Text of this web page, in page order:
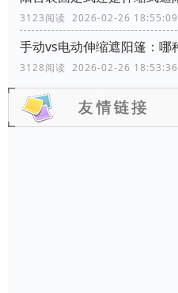
3123阅读 2026-02-26 18:55:09
3128阅读 2026-02-26 18:53:36